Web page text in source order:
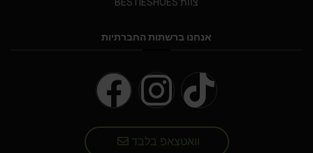
אנחנו ברשתות החברתיות
וואטצאפ בלבד